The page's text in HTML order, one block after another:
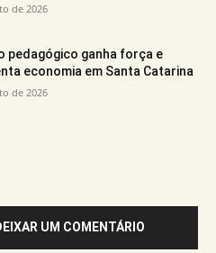
de 2026
pedagógico ganha força e
economia em Santa Catarina
de 2026
UM COMENTÁRIO